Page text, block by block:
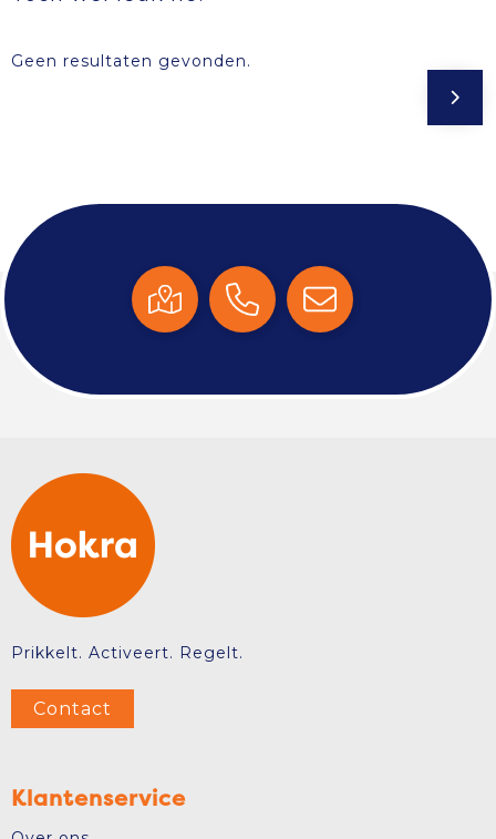
Geen resultaten gevonden.
Prikkelt. Activeert. Regelt.
Contact
Klantenservice